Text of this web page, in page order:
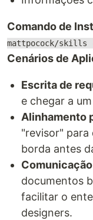
Comando de
mattpocock/
Cenários de
Escrita de
e chegar a
Alinhamento
"revisor" para
borda antes
documentos
facilitar o
designers.